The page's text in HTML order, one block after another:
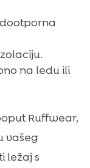
na ledu ili
Ruffwear,
vašeg
ležaj s